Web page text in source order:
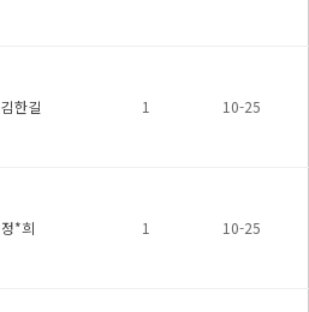
김한길 1 10-25
정*희 1 10-25